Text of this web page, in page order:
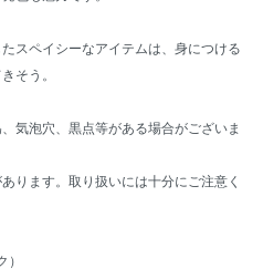
スペイシーなアイテムは、身につける
そう。
気泡穴、黒点等がある場合がございま
ります。取り扱いには十分にご注意く